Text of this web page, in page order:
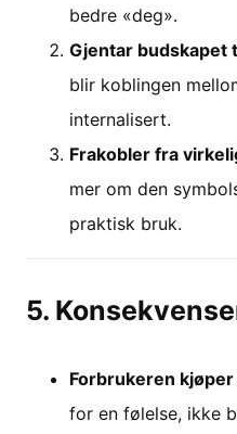
bedre «deg».
Gjentar budskapet
blir koblingen
internalisert.
Frakobler fra
mer om den
praktisk bruk.
5.
Forbrukeren
for en følelse, ikke